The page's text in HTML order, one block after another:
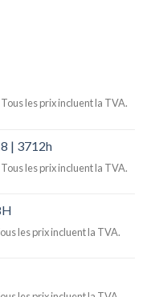
Tous les prix incluent la TVA.
| 3712h
Tous les prix incluent la TVA.
les prix incluent la TVA.